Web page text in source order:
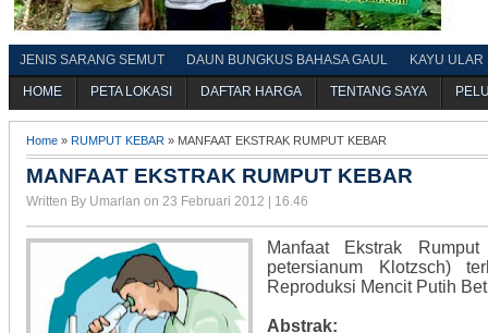
JENIS SARANG SEMUT DAUN BUNGKUS BAHASA GAUL KAYU ULAR
HOME PETA LOKASI DAFTAR HARGA TENTANG SAYA
Home » RUMPUT KEBAR » MANFAAT EKSTRAK RUMPUT KEBAR
MANFAAT EKSTRAK RUMPUT KEBAR
Written By Umarlan on 23 Februari 2012 | 16.46
Manfaat Ekstrak
petersianum Klotzsch)
Reproduksi Mencit Putih
Abstrak: